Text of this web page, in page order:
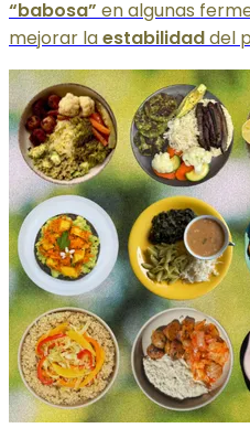
“babosa” en algunas
mejorar laestabilidaddel